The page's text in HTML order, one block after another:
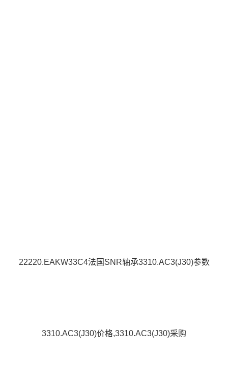
22220.EAKW33C4法国SNR轴承3310.AC3(J30)参数
3310.AC3(J30)价格,3310.AC3(J30)采购